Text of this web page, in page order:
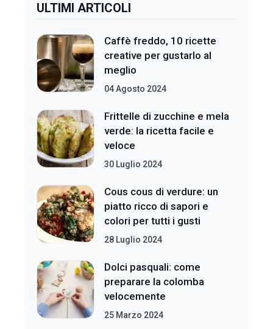
ULTIMI ARTICOLI
Caffè freddo, 10 ricette
creative per gustarlo al
meglio
04 Agosto 2024
Frittelle di zucchine e mela
verde: la ricetta facile e
veloce
30 Luglio 2024
Cous cous di verdure: un
piatto ricco di sapori e
colori per tutti i gusti
28 Luglio 2024
Dolci pasquali: come
preparare la colomba
velocemente
25 Marzo 2024